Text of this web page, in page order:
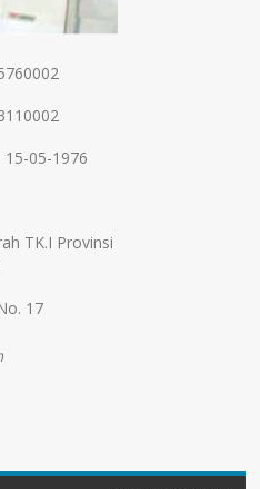
15-05-1976
TK.I Provinsi
17